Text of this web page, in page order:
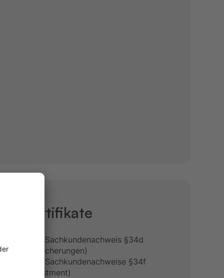
Zertifikate
- IHK Sachkundenachweis §34d
(Versicherungen)
- IHK Sachkundenachweise §34f
(Investment)